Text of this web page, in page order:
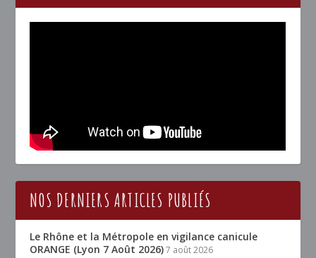
NOS DERNIERS ARTICLES PUBLIÉS
Le Rhône et la Métropole en vigilance canicule
ORANGE (Lyon 7 Août 2026) 7 août 2026